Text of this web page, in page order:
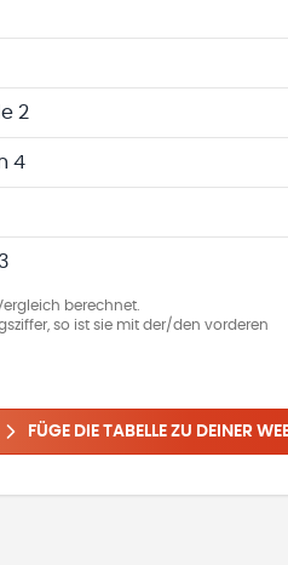
2
4
berechnet.
so ist sie mit der/den vorderen
FÜGE DIE TABELLE ZU DEINER